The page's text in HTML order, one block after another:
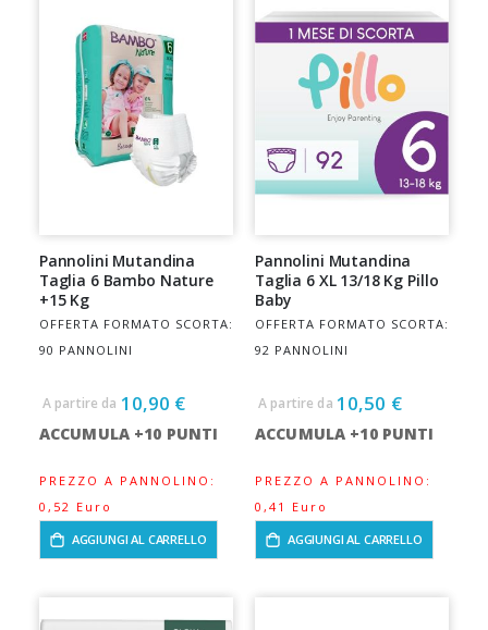
Pannolini Mutandina
Taglia 6 Bambo Nature
+15 Kg
OFFERTA FORMATO SCORTA:
90 PANNOLINI
A partire da 10,90 €
ACCUMULA +10 PUNTI
PREZZO A PANNOLINO:
0,52 Euro
AGGIUNGI AL CARRELLO
Pannolini Mutandina
Taglia 6 XL 13/18 Kg Pillo
Baby
OFFERTA FORMATO SCORTA:
92 PANNOLINI
A partire da 10,50 €
ACCUMULA +10 PUNTI
PREZZO A PANNOLINO:
0,41 Euro
AGGIUNGI AL CARRELLO